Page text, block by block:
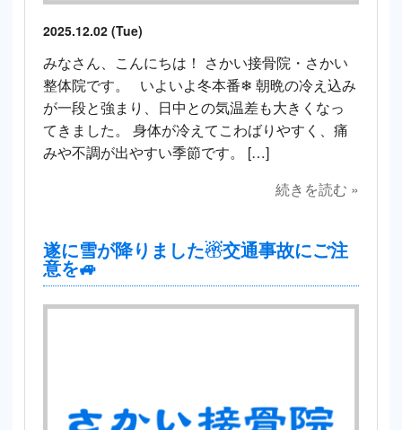
2025.12.02 (Tue)
みなさん、こんにちは！ さかい接骨院・さかい
整体院です。 いよいよ冬本番❄ 朝晩の冷え込み
が一段と強まり、日中との気温差も大きくなっ
てきました。 身体が冷えてこわばりやすく、痛
みや不調が出やすい季節です。 […]
続きを読む »
遂に雪が降りました☃交通事故にご注
意を🚙